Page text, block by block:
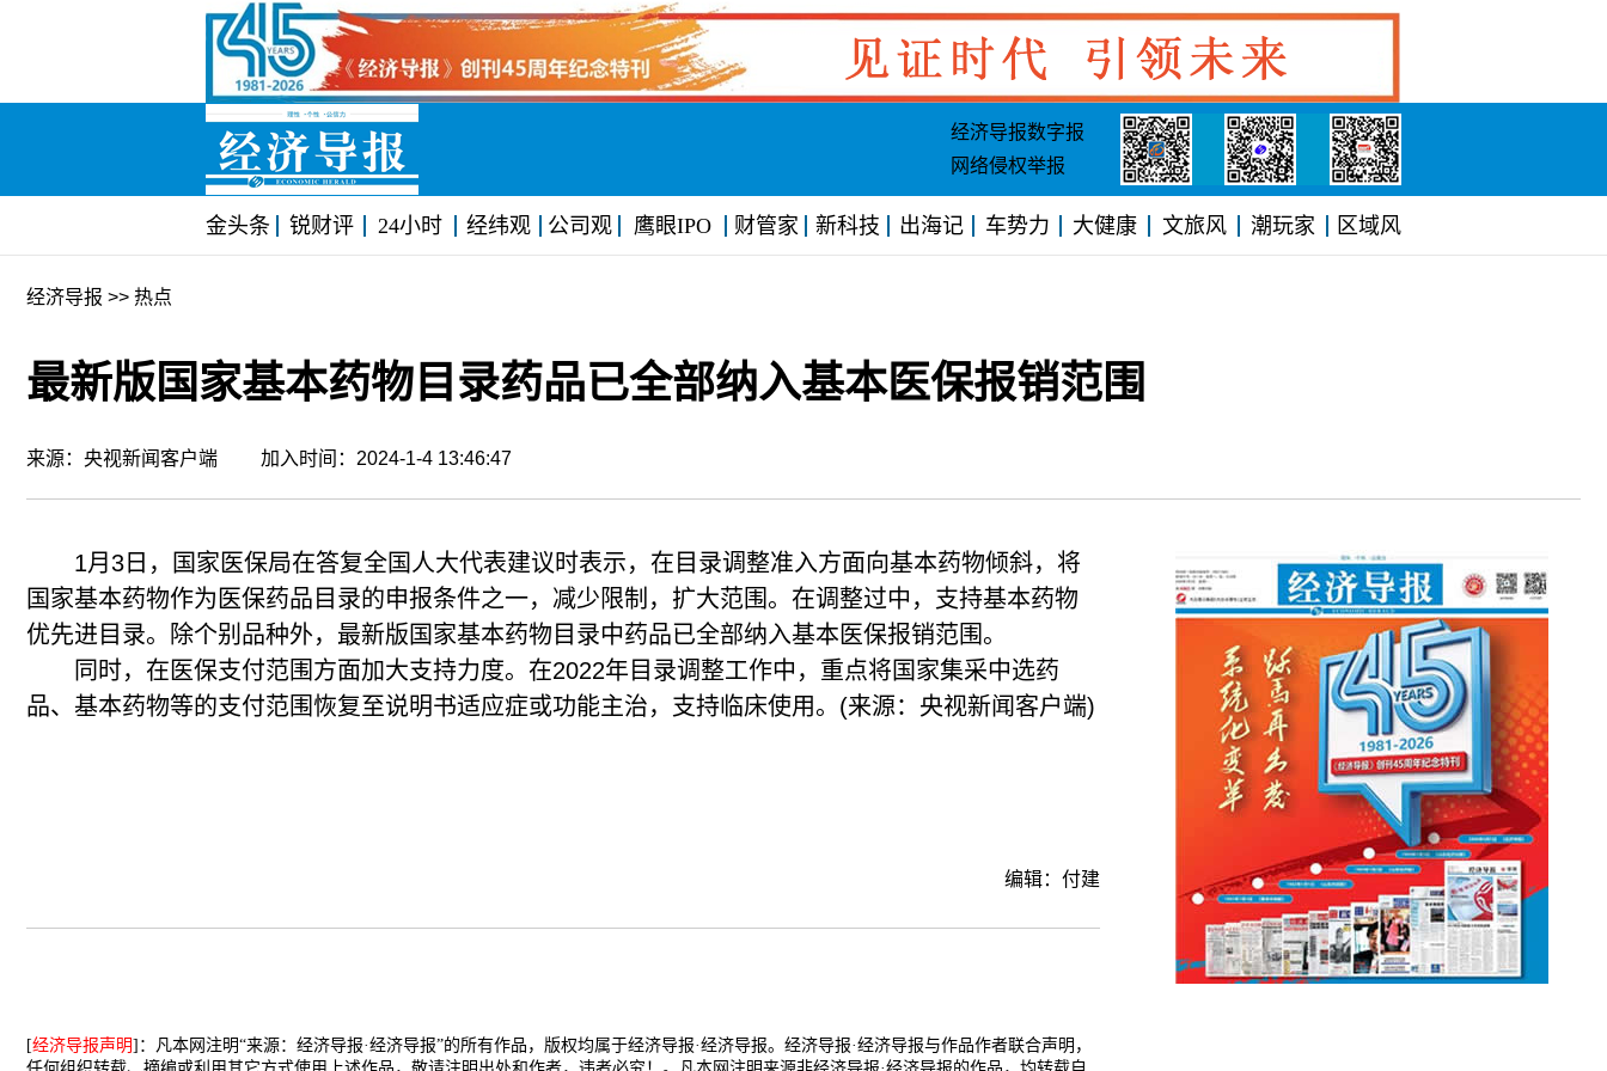
经济导报数字报
网络侵权举报
金头条 锐财评 24小时 经纬观 公司观 鹰眼IPO 财管家 新科技 出海记 车势力 大健康 文旅风 潮玩家 区域风
经济导报 >> 热点
最新版国家基本药物目录药品已全部纳入基本医保报销范围
来源：央视新闻客户端 加入时间：2024-1-4 13:46:47
1月3日，国家医保局在答复全国人大代表建议时表示，在目录调整准入方面向基本药物倾斜，将
国家基本药物作为医保药品目录的申报条件之一，减少限制，扩大范围。在调整过中，支持基本药物
优先进目录。除个别品种外，最新版国家基本药物目录中药品已全部纳入基本医保报销范围。
同时，在医保支付范围方面加大支持力度。在2022年目录调整工作中，重点将国家集采中选药
品、基本药物等的支付范围恢复至说明书适应症或功能主治，支持临床使用。(来源：央视新闻客户端)
编辑：付建
[经济导报声明]：凡本网注明“来源：经济导报·经济导报”的所有作品，版权均属于经济导报·经济导报。经济导报·经济导报与作品作者联合声明，